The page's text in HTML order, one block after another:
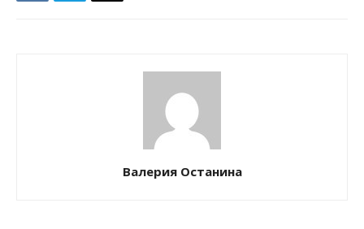
Валерия Останина